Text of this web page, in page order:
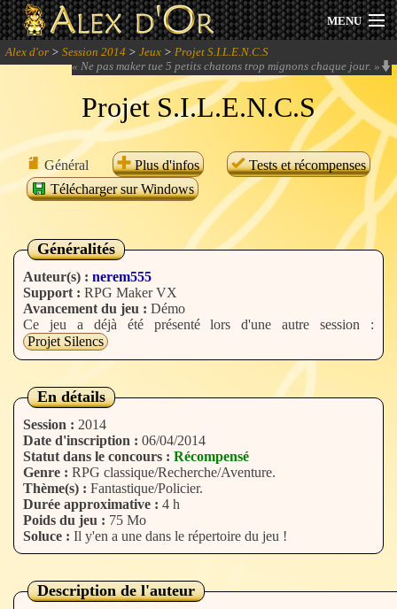
MENU
Actualités
Session 2026
Archives
Forum
Se connecter
S'inscrire
Alex d'or > Session 2014 > Jeux > Projet S.I.L.E.N.C.S
« Ne pas maker tue 5 petits chatons trop mignons chaque jour. »
Projet S.I.L.E.N.C.S
Général Plus d'infos
Tests et récompenses
Télécharger sur Windows
Généralités
Auteur(s) : nerem555
Support : RPG Maker VX
Avancement du jeu : Démo
Ce jeu a déjà été présenté lors d'une autre session :
Projet Silencs
En détails
Session : 2014
Date d'inscription : 06/04/2014
Statut dans le concours : Récompensé
Genre : RPG classique/Recherche/Aventure.
Thème(s) : Fantastique/Policier.
Durée approximative : 4 h
Poids du jeu : 75 Mo
Soluce : Il y'en a une dans le répertoire du jeu !
Description de l'auteur